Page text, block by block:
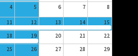
4 5 6 7 8
11 12 13 14 15
18 19 20 21 22
25 26 27 28 29